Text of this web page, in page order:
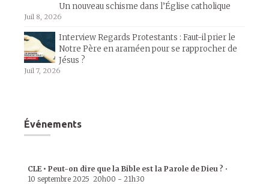
Un nouveau schisme dans l’Église catholique
Juil 8, 2026
Interview Regards Protestants : Faut-il prier le
Notre Père en araméen pour se rapprocher de
Jésus ?
Juil 7, 2026
Événements
CLE • Peut-on dire que la Bible est la Parole de Dieu ? •
10 septembre 2025 20h00 - 21h30